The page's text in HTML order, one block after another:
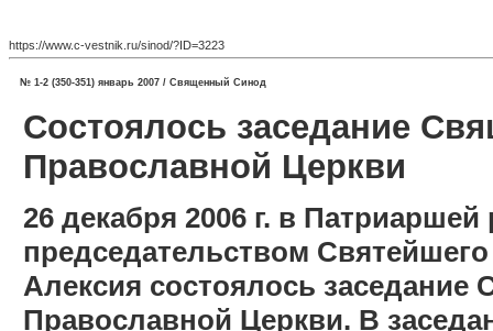
https://www.c-vestnik.ru/sinod/?ID=3223
№ 1-2 (350-351) январь 2007 / Священный Синод
Состоялось заседание
Православной Церкви
26 декабря 2006 г. в
председательством
Алексия состоялось
Православной Церкви. В